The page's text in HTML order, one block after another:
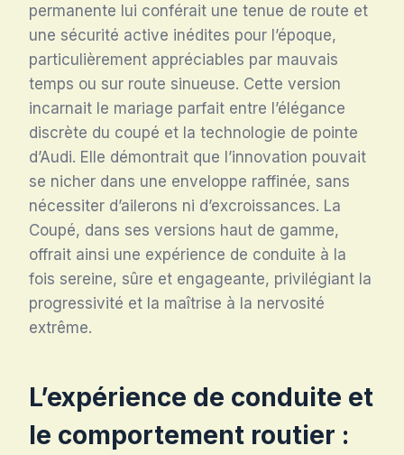
permanente lui conférait une tenue de route et
une sécurité active inédites pour l’époque,
particulièrement appréciables par mauvais
temps ou sur route sinueuse. Cette version
incarnait le mariage parfait entre l’élégance
discrète du coupé et la technologie de pointe
d’Audi. Elle démontrait que l’innovation pouvait
se nicher dans une enveloppe raffinée, sans
nécessiter d’ailerons ni d’excroissances. La
Coupé, dans ses versions haut de gamme,
offrait ainsi une expérience de conduite à la
fois sereine, sûre et engageante, privilégiant la
progressivité et la maîtrise à la nervosité
extrême.
L’expérience de conduite et
le comportement routier :